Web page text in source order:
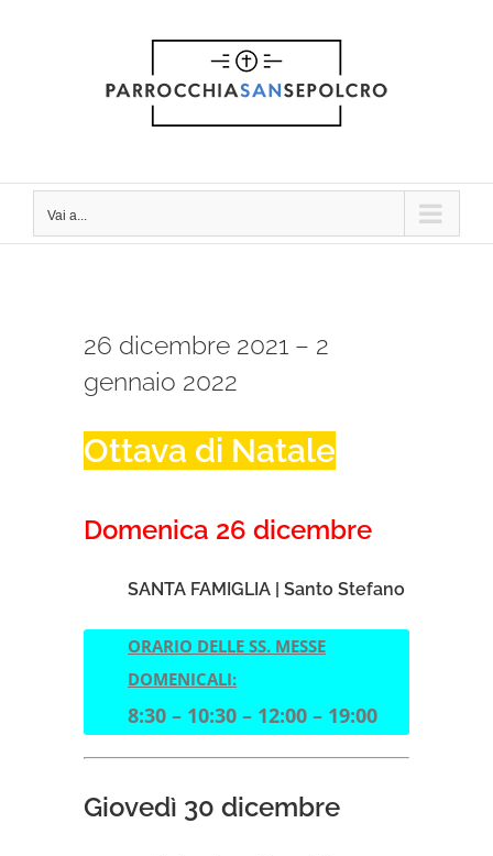
Vai a...
26 dicembre 2021 – 2
gennaio 2022
Ottava di Natale
Domenica 26 dicembre
SANTA FAMIGLIA | Santo Stefano
ORARIO DELLE SS. MESSE
DOMENICALI:
8:30 – 10:30 – 12:00 – 19:00
Giovedì 30 dicembre